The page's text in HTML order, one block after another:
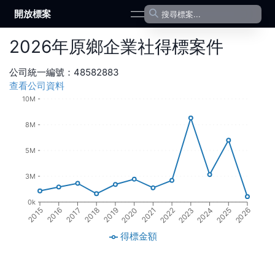
開放標案 open navigation menu
2026年原鄉企業社得標案件
公司統一編號： 48582883
查看公司資料
2015 2016 2017 2018 20192020 2021 202220232024 2025 2026
0k
3M
5M
8M
10M
得標金額